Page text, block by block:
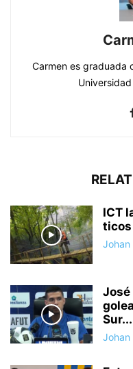
Carmen es graduada
ICT
ticos
Johan
José
Sur...
Johan